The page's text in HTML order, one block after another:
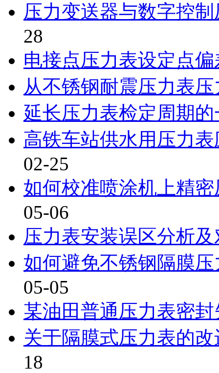
压力变送器与数字控
28
电接点压力表设定点
从不锈钢耐震压力表
延长压力表检定周期
高铁车站供水用压力
02-25
如何校准喷涂机上精
05-06
压力表安装误区分析
如何避免不锈钢隔膜
05-05
某油田普通压力表密
关于隔膜式压力表的
18